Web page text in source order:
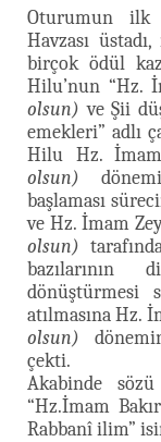
Oturumun ilk
Havzası
birçok ödül
Hilu’nun “Hz.
olsun) ve Şii
emekleri” adlı
Hilu Hz. İmam
olsun)
başlaması
ve Hz. İmam
olsun)
dönüştürmesi
atılmasına Hz.
olsun)
çekti.
Akabinde
“Hz.İmam Bakır
Rabbanî ilim”